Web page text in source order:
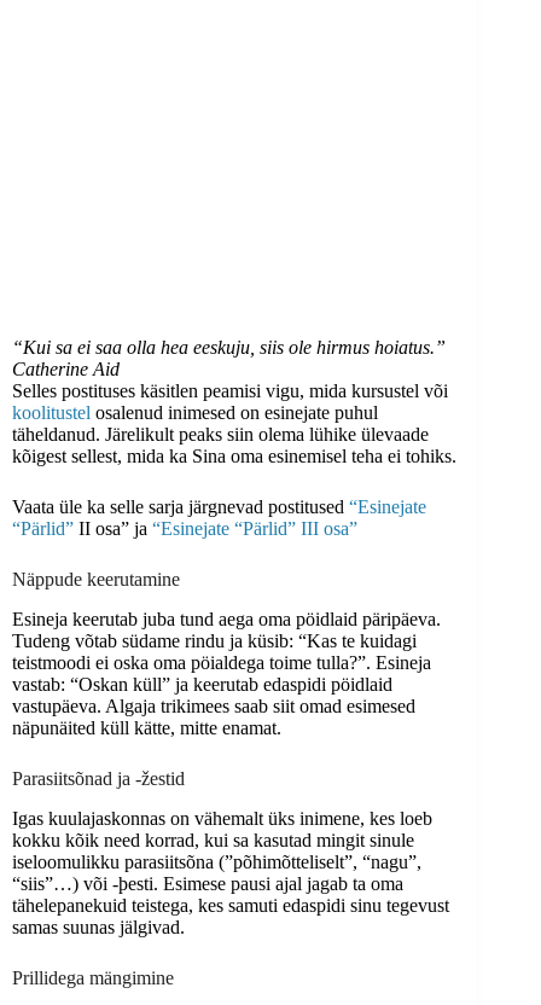
“Kui sa ei saa olla hea eeskuju, siis ole hirmus hoiatus.”
Catherine Aid
Selles postituses käsitlen peamisi vigu, mida kursustel või
koolitustel osalenud inimesed on esinejate puhul
täheldanud. Järelikult peaks siin olema lühike ülevaade
kõigest sellest, mida ka Sina oma esinemisel teha ei tohiks.
Vaata üle ka selle sarja järgnevad postitused “Esinejate
“Pärlid” II osa” ja “Esinejate “Pärlid” III osa”
Näppude keerutamine
Esineja keerutab juba tund aega oma pöidlaid päripäeva.
Tudeng võtab südame rindu ja küsib: “Kas te kuidagi
teistmoodi ei oska oma pöialdega toime tulla?”. Esineja
vastab: “Oskan küll” ja keerutab edaspidi pöidlaid
vastupäeva. Algaja trikimees saab siit omad esimesed
näpunäited küll kätte, mitte enamat.
Parasiitsõnad ja -žestid
Igas kuulajaskonnas on vähemalt üks inimene, kes loeb
kokku kõik need korrad, kui sa kasutad mingit sinule
iseloomulikku parasiitsõna (”põhimõtteliselt”, “nagu”,
“siis”…) või -þesti. Esimese pausi ajal jagab ta oma
tähelepanekuid teistega, kes samuti edaspidi sinu tegevust
samas suunas jälgivad.
Prillidega mängimine